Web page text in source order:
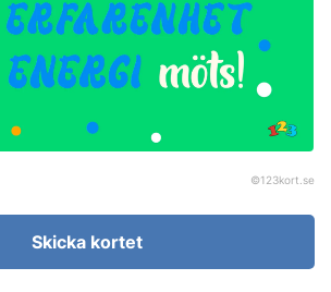
©123kort.se
Skicka kortet